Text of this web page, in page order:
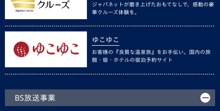
ジャパネットが磨き上げたおもてなしで、感動の豪
華クルーズ体験を。
ゆこゆこ
お客様の『良質な温泉旅』をお手伝い。国内の旅
館・宿・ホテルの宿泊予約サイト
BS放送事業